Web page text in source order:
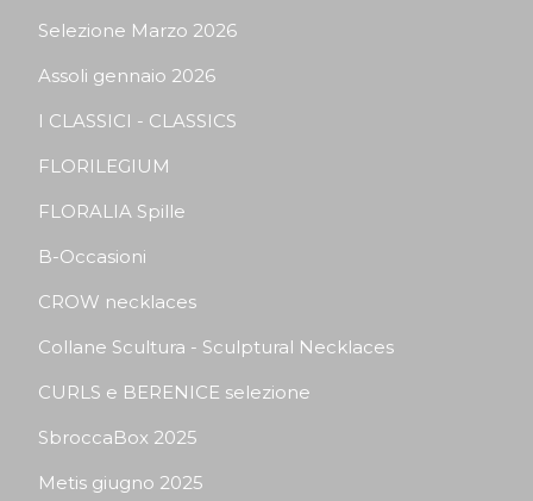
Selezione Marzo 2026
Assoli gennaio 2026
I CLASSICI - CLASSICS
FLORILEGIUM
FLORALIA Spille
B-Occasioni
CROW necklaces
Collane Scultura - Sculptural Necklaces
CURLS e BERENICE selezione
SbroccaBox 2025
Metis giugno 2025